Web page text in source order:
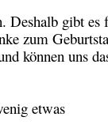
Deshalb gibt es
zum
können uns
etwas